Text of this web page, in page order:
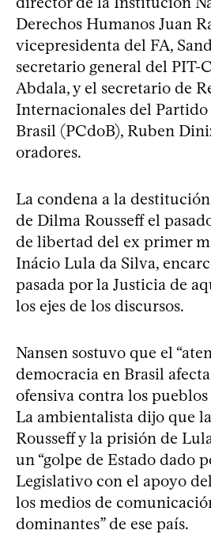
Derechos Humanos Juan
vicepresidenta del FA,
secretario general del PIT-
Abdala, y el secretario de
Internacionales del
Brasil (PCdoB), Ruben
oradores.
La condena a la
de Dilma Rousseff el
de libertad del ex primer
Inácio Lula da Silva,
pasada por la Justicia de
los ejes de los discursos.
Nansen sostuvo que el
democracia en Brasil afecta
ofensiva contra los
La ambientalista dijo que
Rousseff y la prisión de
un “golpe de Estado dado
Legislativo con el apoyo
los medios de
dominantes” de ese país.